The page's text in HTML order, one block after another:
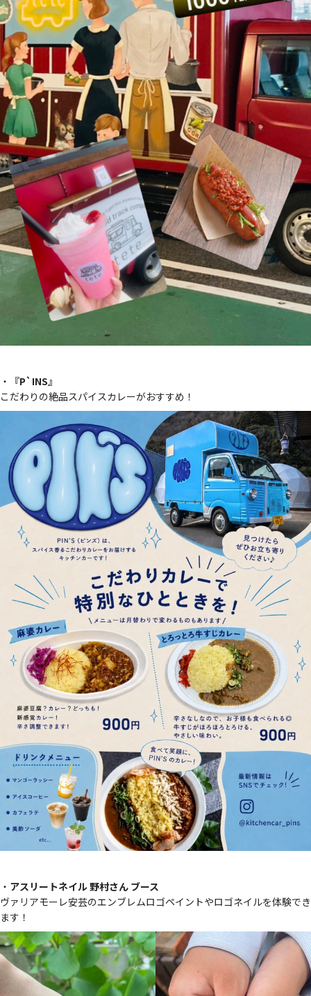
・
『P`INS』
こだわりの絶品スパイスカレーがおすすめ！
・ アスリートネイル 野村さん ブース
ヴァリアモーレ安芸のエンブレムロゴペイントやロゴネイルを体験でき
ます！